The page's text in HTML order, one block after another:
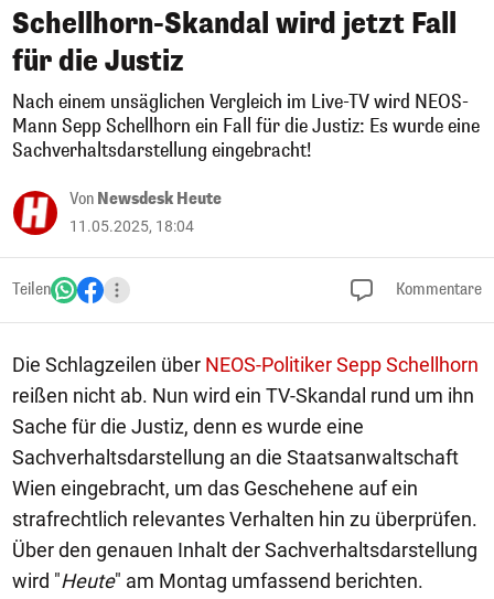
Schellhorn-Skandal wird jetzt Fall
für die Justiz
Nach einem unsäglichen Vergleich im Live-TV wird NEOS-
Mann Sepp Schellhorn ein Fall für die Justiz: Es wurde eine
Sachverhaltsdarstellung eingebracht!
Von Newsdesk Heute
11.05.2025, 18:04
Teilen Kommentare
Die Schlagzeilen über NEOS-Politiker Sepp Schellhorn
reißen nicht ab. Nun wird ein TV-Skandal rund um ihn
Sache für die Justiz, denn es wurde eine
Sachverhaltsdarstellung an die Staatsanwaltschaft
Wien eingebracht, um das Geschehene auf ein
strafrechtlich relevantes Verhalten hin zu überprüfen.
Über den genauen Inhalt der Sachverhaltsdarstellung
wird "Heute" am Montag umfassend berichten.